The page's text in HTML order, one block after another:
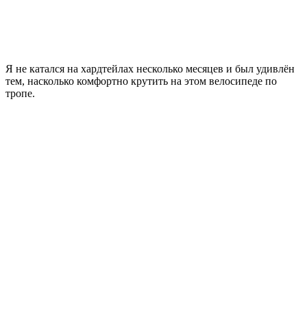
Я не катался на хардтейлах несколько месяцев и был удивлён
тем, насколько комфортно крутить на этом велосипеде по
тропе.